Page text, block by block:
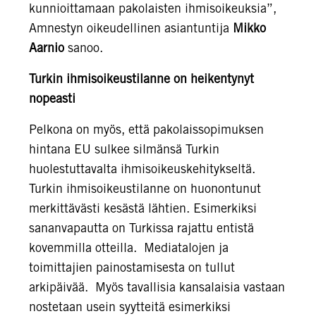
kunnioittamaan pakolaisten ihmisoikeuksia”,
Amnestyn oikeudellinen asiantuntija Mikko
Aarnio sanoo.
Turkin ihmisoikeustilanne on heikentynyt
nopeasti
Pelkona on myös, että pakolaissopimuksen
hintana EU sulkee silmänsä Turkin
huolestuttavalta ihmisoikeuskehitykseltä.
Turkin ihmisoikeustilanne on huonontunut
merkittävästi kesästä lähtien. Esimerkiksi
sananvapautta on Turkissa rajattu entistä
kovemmilla otteilla. Mediatalojen ja
toimittajien painostamisesta on tullut
arkipäivää. Myös tavallisia kansalaisia vastaan
nostetaan usein syytteitä esimerkiksi